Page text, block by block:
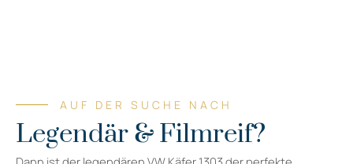
AUF DER SUCHE NACH
Legendär & Filmreif?